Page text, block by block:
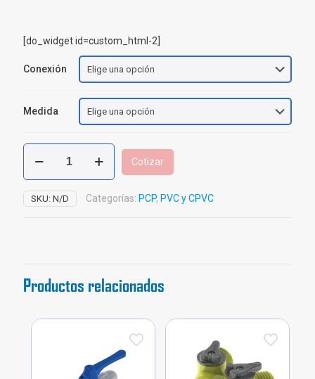
[do_widget id=custom_html-2]
Conexión
Medida
Válvula
Bola
PVC
de
Una
cantidad
Cotizar
SKU: N/D Categorías: PCP, PVC y CPVC
Productos relacionados